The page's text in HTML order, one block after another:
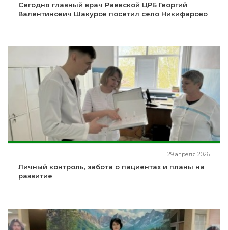
Сегодня главный врач Раевской ЦРБ Георгий
Валентинович Шакуров посетил село Никифарово
29 апреля 2026
Личный контроль, забота о пациентах и планы на
развитие